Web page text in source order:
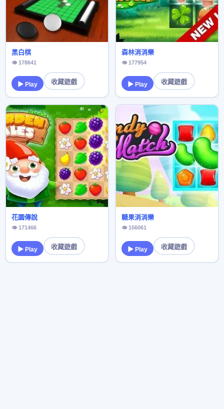
黑白棋
👁 178641
▶ Play 收藏遊戲
森林消消樂
👁 177954
▶ Play 收藏遊戲
花園傳說
👁 171466
▶ Play 收藏遊戲
糖果消消樂
👁 156061
▶ Play 收藏遊戲